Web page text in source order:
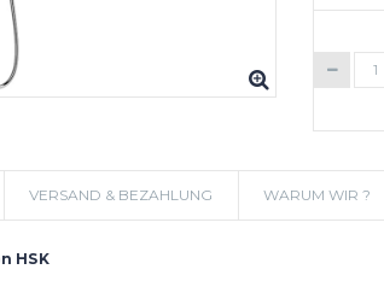
VERSAND & BEZAHLUNG WARUM WIR ?
HSK